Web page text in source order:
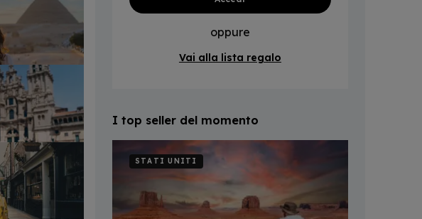
oppure
Vai alla lista regalo
I top seller del momento
STATI UNITI